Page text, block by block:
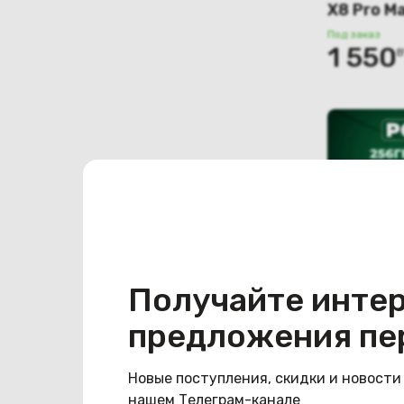
Получайте
предложения
Новые поступления, скидки и
нашем Телеграм-канале
X8 Pro
(чёрный)
Под заказ
1 550
(новый.
X8 Pro
Под заказ